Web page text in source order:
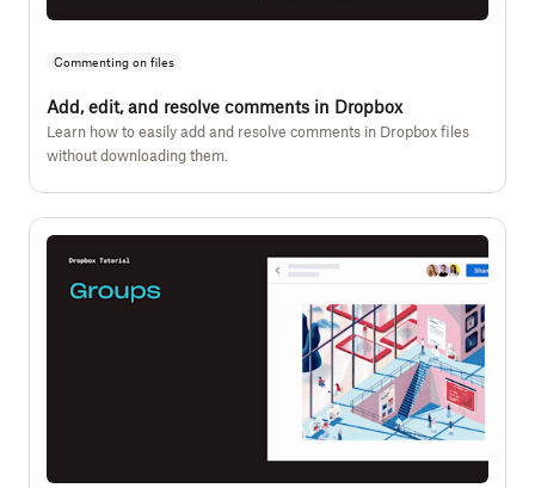
Commenting on files
Add, edit, and resolve comments in Dropbox
Learn how to easily add and resolve comments in Dropbox files
without downloading them.